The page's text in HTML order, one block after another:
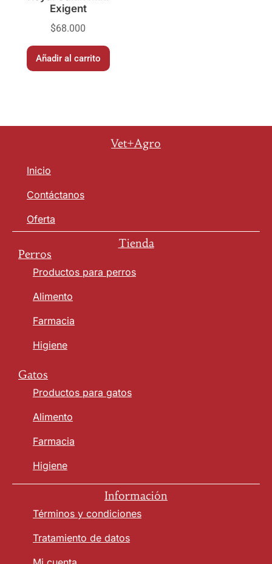
Exigent
$68.000
Añadir al carrito
Vet+Agro
Inicio
Contáctanos
Oferta
Tienda
Perros
Productos para perros
Alimento
Farmacia
Higiene
Gatos
Productos para gatos
Alimento
Farmacia
Higiene
Información
Términos y condiciones
Tratamiento de datos